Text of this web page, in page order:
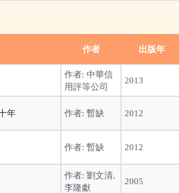
作者 出版年
作者: 中華信
用評等公司
2013
年 作者: 暫缺 2012
作者: 暫缺 2012
作者: 劉文清,
李隆獻
2005